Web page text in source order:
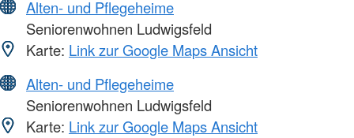
Alten- und Pflegeheime
Seniorenwohnen Ludwigsfeld
Karte: Link zur Google Maps Ansicht
Alten- und Pflegeheime
Seniorenwohnen Ludwigsfeld
Karte: Link zur Google Maps Ansicht